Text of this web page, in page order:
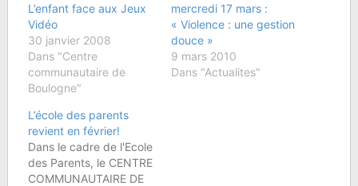
L’enfant face aux Jeux
Vidéo
30 janvier 2008
Dans "Centre
communautaire de
Boulogne"
mercredi 17 mars :
« Violence : une gestion
douce »
9 mars 2010
Dans "Actualites"
L’école des parents
revient en février!
Dans le cadre de l'Ecole
des Parents, le CENTRE
COMMUNAUTAIRE DE